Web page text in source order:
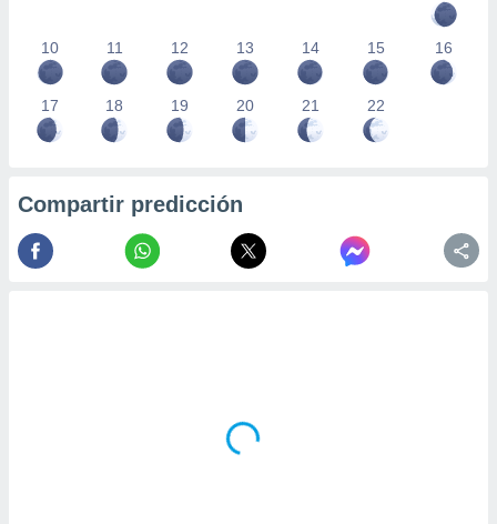
10 11 12 13 14 15 16
17 18 19 20 21 22
Compartir predicción